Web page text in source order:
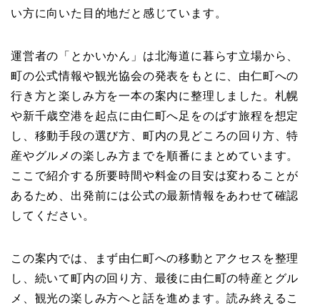
い方に向いた目的地だと感じています。
運営者の「とかいかん」は北海道に暮らす立場から、
町の公式情報や観光協会の発表をもとに、由仁町への
行き方と楽しみ方を一本の案内に整理しました。札幌
や新千歳空港を起点に由仁町へ足をのばす旅程を想定
し、移動手段の選び方、町内の見どころの回り方、特
産やグルメの楽しみ方までを順番にまとめています。
ここで紹介する所要時間や料金の目安は変わることが
あるため、出発前には公式の最新情報をあわせて確認
してください。
この案内では、まず由仁町への移動とアクセスを整理
し、続いて町内の回り方、最後に由仁町の特産とグル
メ、観光の楽しみ方へと話を進めます。読み終えるこ